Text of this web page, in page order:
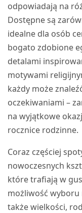
odpowiadają na
Dostępne są
idealne dla osób
bogato zdobione
detalami
motywami
każdy może
oczekiwaniami –
na wyjątkowe
rocznice rodzinne.
Coraz częściej
nowoczesnych
które trafiają w
możliwość
także wielkości,